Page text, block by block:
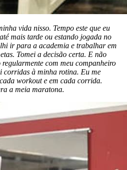
vida nisso. Tempo este que eu
mais tarde ou estando jogada no
ir para a academia e trabalhar em
Tomei a decisão certa. E não
com meu companheiro
corridas à minha rotina. Eu me
workout e em cada corrida.
a meia maratona.